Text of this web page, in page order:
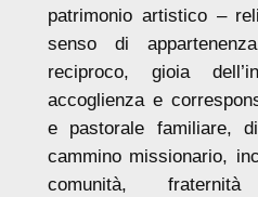
patrimonio artistico –
senso di
reciproco, gioia
accoglienza e
e pastorale familiare,
cammino missionario,
comunità,